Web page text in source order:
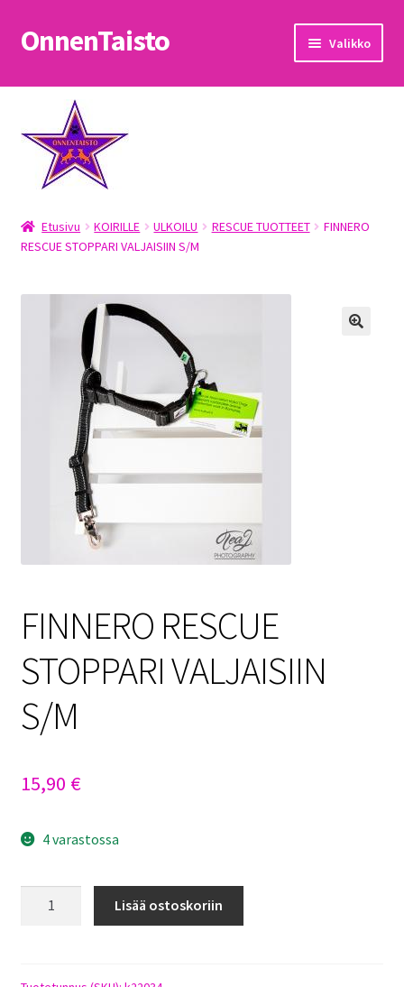
Siirry
navigointiin
Siirry
sisältöön
OnnenTaisto Valikko
Etusivu
Kassa
Oma tili
OnnenTaisto
Palautukset
Tietosuojaseloste
Toimitusehdot
Uutisia
Etusivu KOIRILLE ULKOILU RESCUE TUOTTEET
FINNERO
RESCUE STOPPARI VALJAISIIN S/M
FINNERO RESCUE
STOPPARI VALJAISIIN
S/M
15,90 €
4 varastossa
Lisää ostoskoriin